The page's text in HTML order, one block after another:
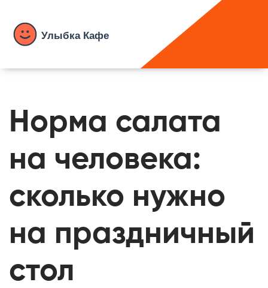
Норма салата
на человека:
сколько нужно
на праздничный
стол